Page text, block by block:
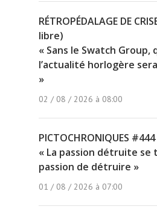
RÉTROPÉDALAGE DE
libre)
« Sans le Swatch Group,
l’actualité horlogère
»
02 / 08 / 2026 à 08:00
PICTOCHRONIQUES #444
« La passion détruite se
passion de détruire »
01 / 08 / 2026 à 07:00